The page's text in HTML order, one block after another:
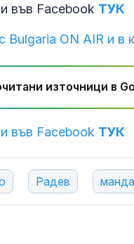
във Facebook ТУК
ON AIR и в
източници в
във Facebook ТУК
Радев